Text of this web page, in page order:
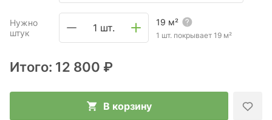
Нужно
штук
1 шт. 19 м²
1 шт. покрывает 19 м²
Итого: 12 800 ₽
В корзину